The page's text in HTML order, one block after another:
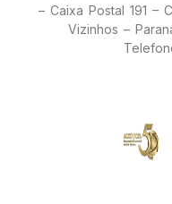
– Caixa Postal 191 –
Vizinhos –